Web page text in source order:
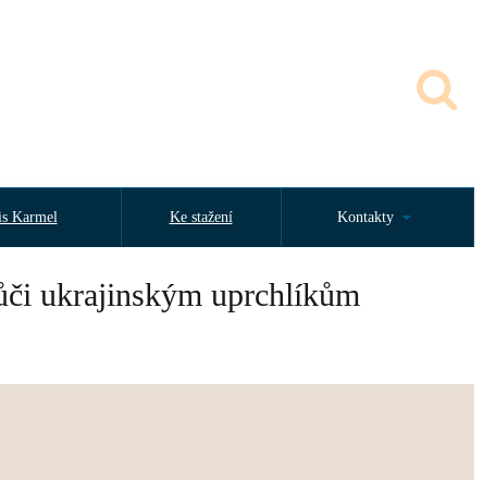
Karmel Ke stažení Kontakty
ukrajinským uprchlíkům